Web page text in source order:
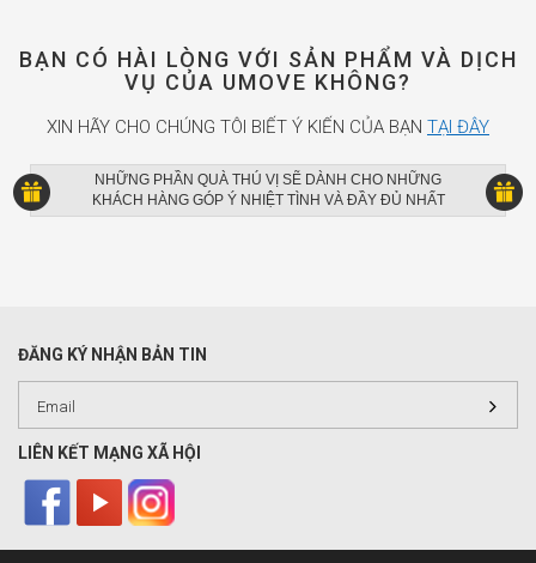
BẠN CÓ HÀI LÒNG VỚI SẢN PHẨM VÀ DỊCH
VỤ CỦA UMOVE KHÔNG?
XIN HÃY CHO CHÚNG TÔI BIẾT Ý KIẾN CỦA BẠN TẠI ĐÂY
NHỮNG PHẦN QUÀ THÚ VỊ SẼ DÀNH CHO NHỮNG
KHÁCH HÀNG GÓP Ý NHIỆT TÌNH VÀ ĐẦY ĐỦ NHẤT
ĐĂNG KÝ NHẬN BẢN TIN
LIÊN KẾT MẠNG XÃ HỘI